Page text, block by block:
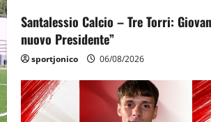
Santalessio Calcio – Tre Torri:
nuovo Presidente”
sportjonico 06/08/2026